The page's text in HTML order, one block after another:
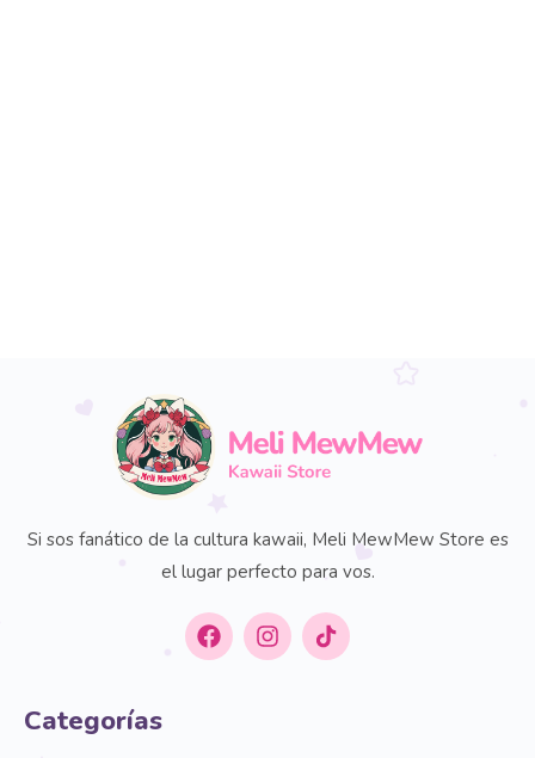
Si sos fanático de la cultura kawaii, Meli MewMew Store es
el lugar perfecto para vos.
Categorías